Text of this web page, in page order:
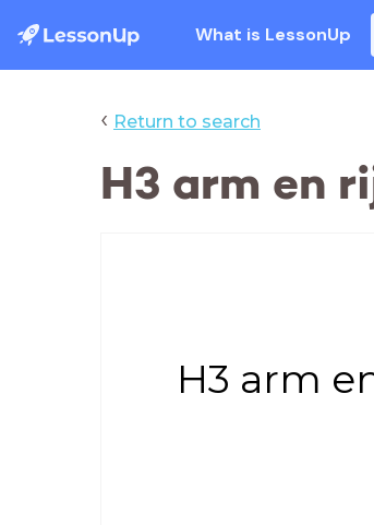
What is LessonUp
‹ Return to search
H3 arm en
H3 arm